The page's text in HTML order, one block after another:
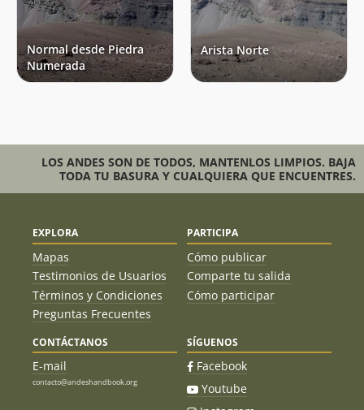
Normal desde Piedra
Numerada
Arista Norte
LOS ANDES SON DE TODOS, MANTENLOS LIMPIOS. BAJA
TODA TU BASURA Y CUALQUIERA QUE ENCUENTRES.
EXPLORA
Mapas
Testimonios de Usuarios
Términos y Condiciones
Preguntas Frecuentes
PARTICIPA
Cómo publicar
Comparte tu salida
Cómo participar
CONTÁCTANOS
E-mail
contacto@andeshandbook.org
SÍGUENOS
Facebook
Youtube